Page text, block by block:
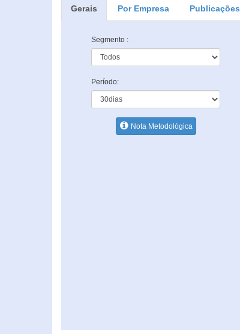
Gerais Por Empresa Publicações
Segmento :
Período:
Nota Metodológica